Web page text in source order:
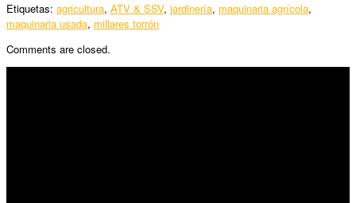
Etiquetas: agricultura, ATV & SSV, jardinería, maquinaria agrícola,
maquinaria usada, millares torrón
Comments are closed.